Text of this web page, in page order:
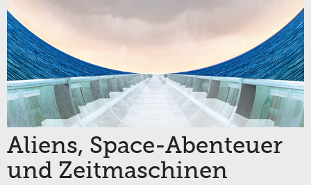
Aliens, Space-Abenteuer
und Zeitmaschinen